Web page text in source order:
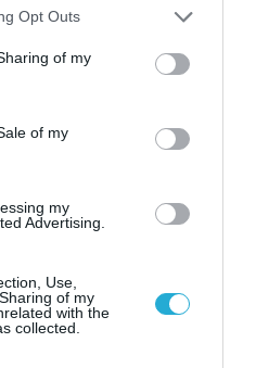
uses one or more Google
behaviour. You may click to
and its third-party tags to
purposes in below Google
Opt Outs
of my
of my
my
Advertising.
Use,
of my
with the
collected.
τον